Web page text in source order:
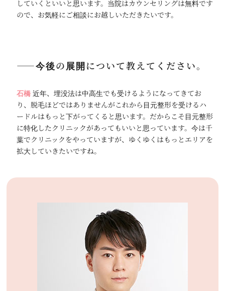
していくといいと思います。当院はカウンセリングは無料です
ので、お気軽にご相談にお越しいただきたいです。
――今後の展開について教えてください。
石橋近年、埋没法は中高生でも受けるようになってきてお
り、脱毛ほどではありませんがこれから目元整形を受けるハ
ードルはもっと下がってくると思います。だからこそ目元整形
に特化したクリニックがあってもいいと思っています。今は千
葉でクリニックをやっていますが、ゆくゆくはもっとエリアを
拡大していきたいですね。